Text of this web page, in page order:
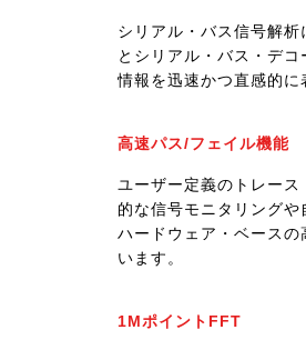
シリアル・バス信号解
とシリアル・バス・デ
情報を迅速かつ直感的に
高速パス/フェイル機能
ユーザー定義のトレー
的な信号モニタリング
ハードウェア・ベース
います。
1MポイントFFT